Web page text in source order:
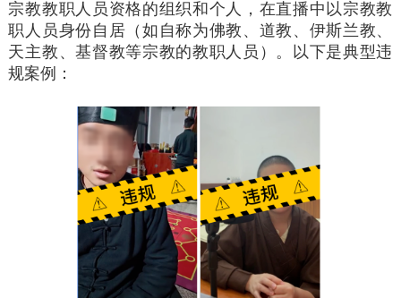
宗教教职人员资格的组织和个人，在直播中以宗教教
职人员身份自居（如自称为佛教、道教、伊斯兰教、
天主教、基督教等宗教的教职人员）。以下是典型违
规案例：